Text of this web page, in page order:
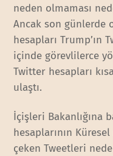
neden olmaması
Ancak son günlerde
hesapları Trump’ın
içinde görevlilerce
Twitter hesapları
ulaştı.
İçişleri Bakanlığına
hesaplarının
çeken Tweetleri